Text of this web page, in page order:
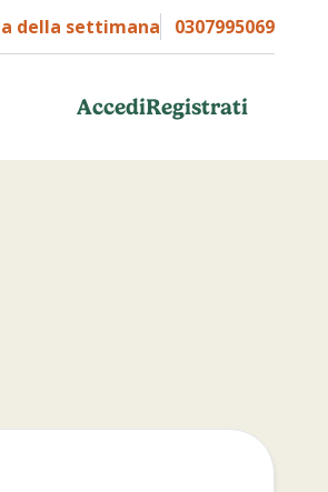
della settimana 0307995069
AccediRegistrati